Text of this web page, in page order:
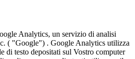
Analytics, un servizio di analisi
( "Google") . Google Analytics utilizza
di testo depositati sul Vostro computer